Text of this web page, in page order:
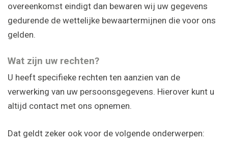
overeenkomst eindigt dan bewaren wij uw gegevens
gedurende de wettelijke bewaartermijnen die voor ons
gelden.
Wat zijn uw rechten?
U heeft specifieke rechten ten aanzien van de
verwerking van uw persoonsgegevens. Hierover kunt u
altijd contact met ons opnemen.
Dat geldt zeker ook voor de volgende onderwerpen: